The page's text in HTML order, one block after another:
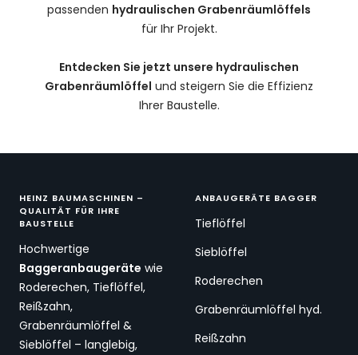
passenden hydraulischen Grabenräumlöffels
für Ihr Projekt.
Entdecken Sie jetzt unsere hydraulischen
Grabenräumlöffel und steigern Sie die Effizienz
Ihrer Baustelle.
HEINZ BAUMASCHINEN –
QUALITÄT FÜR IHRE
BAUSTELLE
Hochwertige
Baggeranbaugeräte wie
Roderechen, Tieflöffel,
Reißzahn,
Grabenräumlöffel &
Sieblöffel – langlebig,
ANBAUGERÄTE BAGGER
Tieflöffel
Sieblöffel
Roderechen
Grabenräumlöffel hyd.
Reißzahn